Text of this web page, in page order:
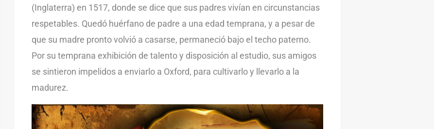
(Inglaterra) en 1517, donde se dice que sus padres vivían en circunstancias
respetables. Quedó huérfano de padre a una edad temprana, y a pesar de
que su madre pronto volvió a casarse, permaneció bajo el techo paterno.
Por su temprana exhibición de talento y disposición al estudio, sus amigos
se sintieron impelidos a enviarlo a Oxford, para cultivarlo y llevarlo a la
madurez.